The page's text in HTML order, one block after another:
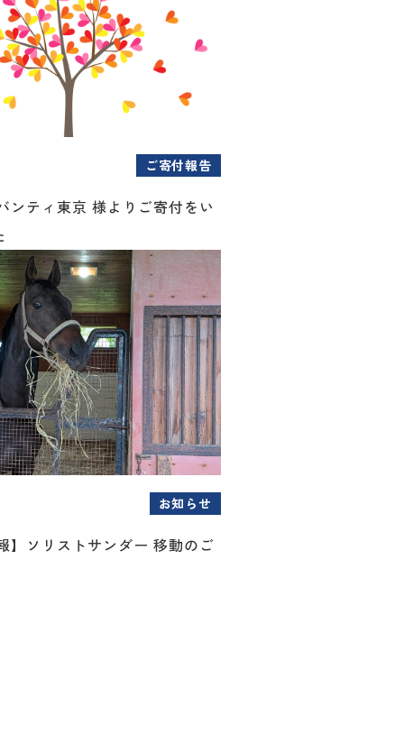
ご寄付報告
ンティ東京 様よりご寄付をい
お知らせ
】ソリストサンダー 移動のご